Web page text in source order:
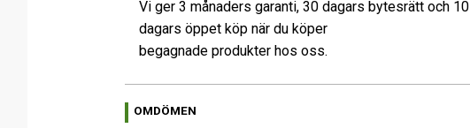
Vi ger 3 månaders garanti, 30 dagars bytesrätt och 10
dagars öppet köp när du köper
begagnade produkter hos oss.
OMDÖMEN